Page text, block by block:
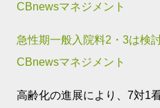
CBnewsマネジメント
急性期一般入院料2・3は検
CBnewsマネジメント
高齢化の進展により、7対1